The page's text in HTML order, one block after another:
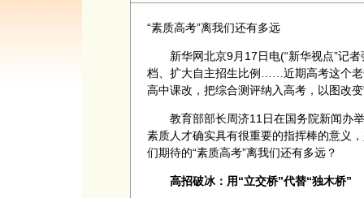
“素质高考”离我们还有多远
新华网北京9月17日电(“新华视点”记者
档、扩大自主招生比例……近期高考这个
高中课改，把综合测评纳入高考，以图改
教育部部长周济11日在国务院新闻办举
素质人才确实具有很重要的指挥棒的意义
们期待的“素质高考”离我们还有多远？
高招破冰：用“立交桥”代替“独木桥”